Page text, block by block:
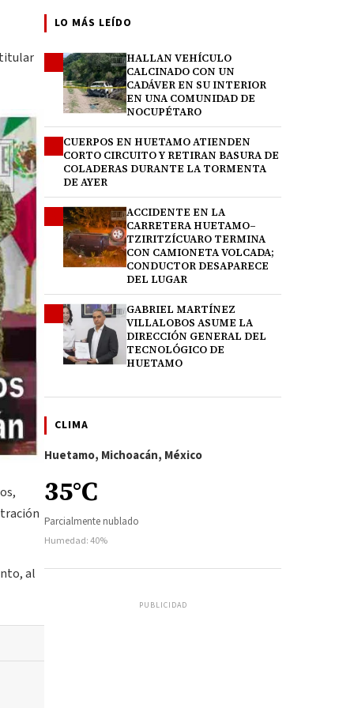
titular
al
LO MÁS LEÍDO
HALLAN VEHÍCULO
CALCINADO CON UN
CADÁVER EN SU INTERIOR
EN UNA COMUNIDAD DE
NOCUPÉTARO
CUERPOS EN HUETAMO ATIENDEN
CORTO CIRCUITO Y RETIRAN BASURA DE
COLADERAS DURANTE LA TORMENTA
DE AYER
ACCIDENTE EN LA
CARRETERA HUETAMO–
TZIRITZÍCUARO TERMINA
CON CAMIONETA VOLCADA;
CONDUCTOR DESAPARECE
DEL LUGAR
GABRIEL MARTÍNEZ
VILLALOBOS ASUME LA
DIRECCIÓN GENERAL DEL
TECNOLÓGICO DE
HUETAMO
CLIMA
Huetamo, Michoacán, México
35°C
Parcialmente nublado
Humedad: 40%
PUBLICIDAD